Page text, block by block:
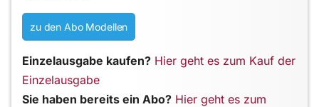
zu den Abo Modellen
Einzelausgabe kaufen? Hier geht es zum Kauf der
Einzelausgabe
Sie haben bereits ein Abo? Hier geht es zum